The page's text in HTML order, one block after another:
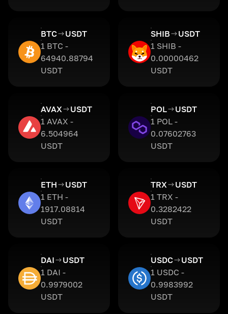
BTC
USDT
1 BTC -
64940.88794
USDT
SHIB
USDT
1 SHIB -
0.00000462
USDT
AVAX
USDT
1 AVAX -
6.504964
USDT
POL
USDT
1 POL -
0.07602763
USDT
ETH
USDT
1 ETH -
1917.08814
USDT
TRX
USDT
1 TRX -
0.3282422
USDT
DAI
USDT
1 DAI -
0.9979002
USDT
USDC
USDT
1 USDC -
0.9983992
USDT